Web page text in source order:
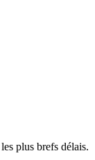
plus brefs délais.